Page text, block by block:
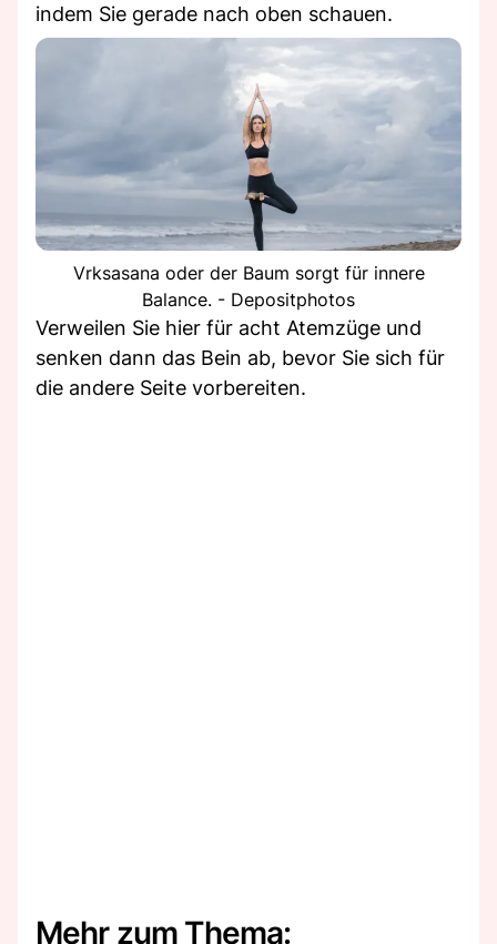
indem Sie gerade nach oben schauen.
Vrksasana oder der Baum sorgt für innere
Balance. - Depositphotos
Verweilen Sie hier für acht Atemzüge und
senken dann das Bein ab, bevor Sie sich für
die andere Seite vorbereiten.
Mehr zum Thema: